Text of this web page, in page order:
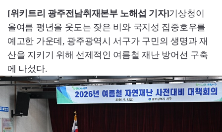
[위키트리 광주전남취재본부 노해섭 기자]기상청이
올여름 평년을 웃도는 잦은 비와 국지성 집중호우를
예고한 가운데, 광주광역시 서구가 구민의 생명과 재
산을 지키기 위해 선제적인 여름철 재난 방어선 구축
에 나섰다.